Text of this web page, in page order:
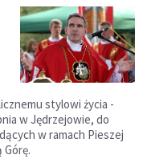
stylowi życia -
w Jędrzejowie, do
w ramach Pieszej